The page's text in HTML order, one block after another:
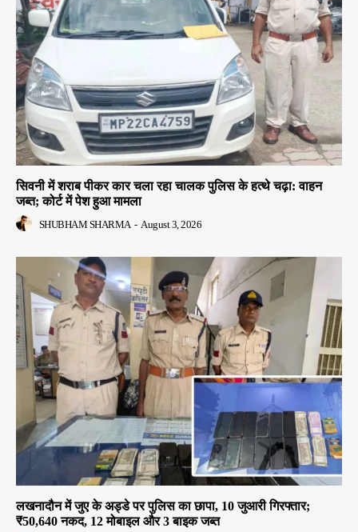
सिवनी में शराब पीकर कार चला रहा चालक पुलिस के हत्थे चढ़ा: वाहन
जब्त; कोर्ट में पेश हुआ मामला
SHUBHAM SHARMA - August 3, 2026
लखनादौन में जुए के अड्डे पर पुलिस का छापा, 10 जुआरी गिरफ्तार;
₹50,640 नकद, 12 मोबाइल और 3 बाइक जब्त